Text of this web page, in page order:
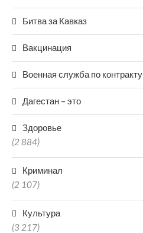
Битва за Кавказ
Вакцинация
Военная служба по контракту
Дагестан – это
Здоровье
(2 884)
Криминал
(2 107)
Культура
(3 217)